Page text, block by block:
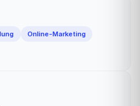
Online-Marketing